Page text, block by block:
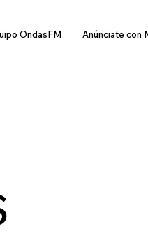
OndasFM Anúnciate con